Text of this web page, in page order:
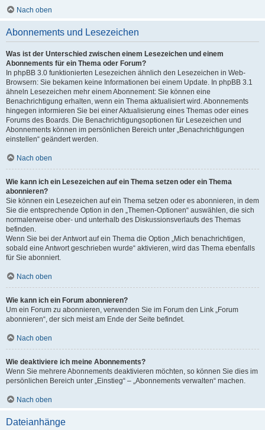
Nach oben
Abonnements und Lesezeichen
Was ist der Unterschied zwischen einem Lesezeichen und einem
Abonnements für ein Thema oder Forum?
In phpBB 3.0 funktionierten Lesezeichen ähnlich den Lesezeichen in Web-
Browsern: Sie bekamen keine Informationen bei einem Update. In phpBB 3.1
ähneln Lesezeichen mehr einem Abonnement: Sie können eine
Benachrichtigung erhalten, wenn ein Thema aktualisiert wird. Abonnements
hingegen informieren Sie bei einer Aktualisierung eines Themas oder eines
Forums des Boards. Die Benachrichtigungsoptionen für Lesezeichen und
Abonnements können im persönlichen Bereich unter „Benachrichtigungen
einstellen“ geändert werden.
Nach oben
Wie kann ich ein Lesezeichen auf ein Thema setzen oder ein Thema
abonnieren?
Sie können ein Lesezeichen auf ein Thema setzen oder es abonnieren, in dem
Sie die entsprechende Option in den „Themen-Optionen“ auswählen, die sich
normalerweise ober- und unterhalb des Diskussionsverlaufs des Themas
befinden.
Wenn Sie bei der Antwort auf ein Thema die Option „Mich benachrichtigen,
sobald eine Antwort geschrieben wurde“ aktivieren, wird das Thema ebenfalls
für Sie abonniert.
Nach oben
Wie kann ich ein Forum abonnieren?
Um ein Forum zu abonnieren, verwenden Sie im Forum den Link „Forum
abonnieren“, der sich meist am Ende der Seite befindet.
Nach oben
Wie deaktiviere ich meine Abonnements?
Wenn Sie mehrere Abonnements deaktivieren möchten, so können Sie dies im
persönlichen Bereich unter „Einstieg“ – „Abonnements verwalten“ machen.
Nach oben
Dateianhänge